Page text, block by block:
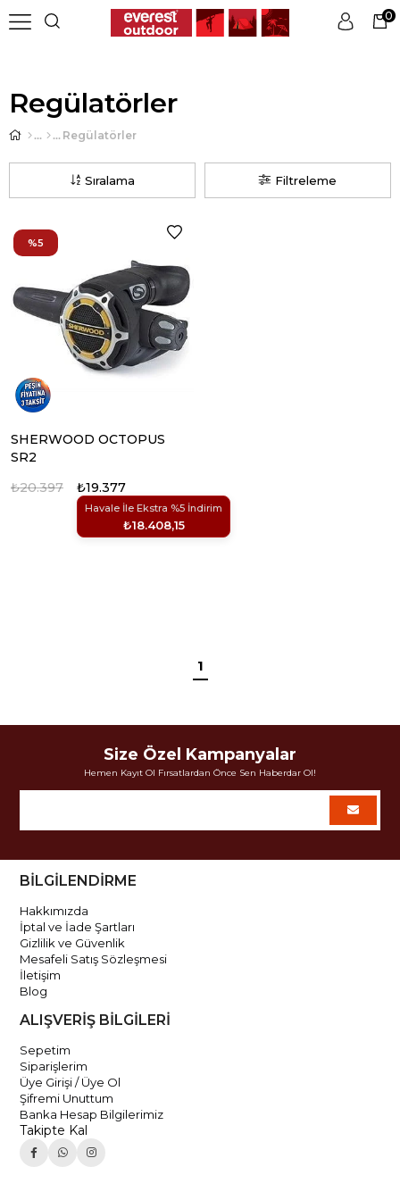
0
Regülatörler
Regülatörler
Filtreleme
Sıralama
SHERWOOD OCTOPUS
SR2
₺19.377
Havale İle Ekstra %5 İndirim
₺18.408,15
₺20.397
%5
1
Size Özel Kampanyalar
Hemen Kayıt Ol Fırsatlardan Önce Sen Haberdar Ol!
BİLGİLENDİRME
Hakkımızda
İptal ve İade Şartları
Gizlilik ve Güvenlik
Mesafeli Satış Sözleşmesi
İletişim
Blog
ALIŞVERİŞ BİLGİLERİ
Sepetim
Siparişlerim
Üye Girişi / Üye Ol
Şifremi Unuttum
Banka Hesap Bilgilerimiz
Takipte Kal